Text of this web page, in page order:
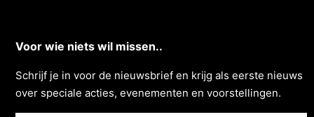
Voor wie niets wil missen..
Schrĳf je in voor de nieuwsbrief en krĳg als eerste nieuws
over speciale acties, evenementen en voorstellingen.